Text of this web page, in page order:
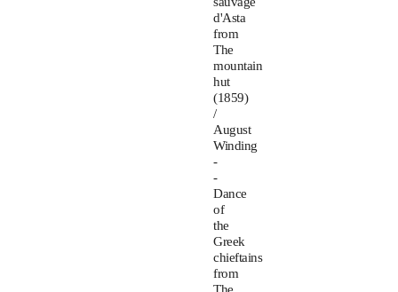
d'Asta
from
The
mountain
hut
(1859)
/
August
Winding
-
-
Dance
of
the
Greek
chieftains
from